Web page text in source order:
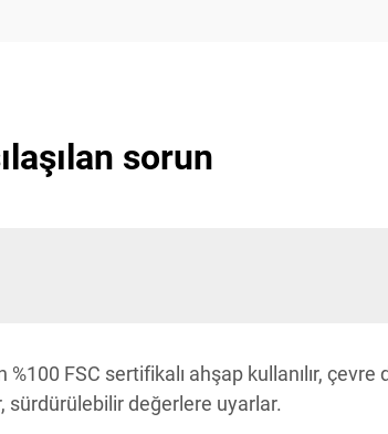
sorun
FSC sertifikalı ahşap kullanılır,
değerlere uyarlar.